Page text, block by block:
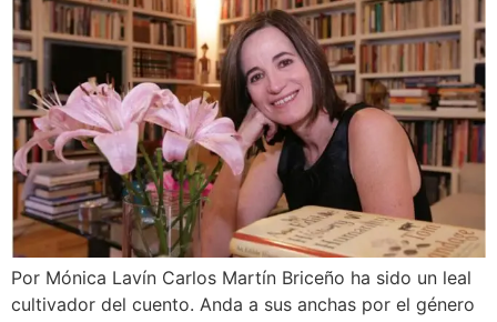
Por Mónica Lavín Carlos Martín Briceño ha sido un leal
cultivador del cuento. Anda a sus anchas por el género